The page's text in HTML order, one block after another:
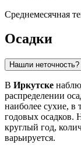
Среднемесячная
Осадки
Нашли неточность?
В Иркутске
распределении
наиболее сухие, в
годовых осадков.
круглый год,
варьируется.